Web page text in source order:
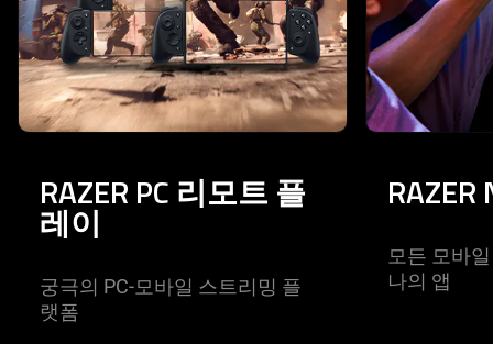
RAZER PC 리모트 플
레이
궁극의 PC-모바일 스트리밍 플
랫폼
RAZER
모든 모바
나의 앱